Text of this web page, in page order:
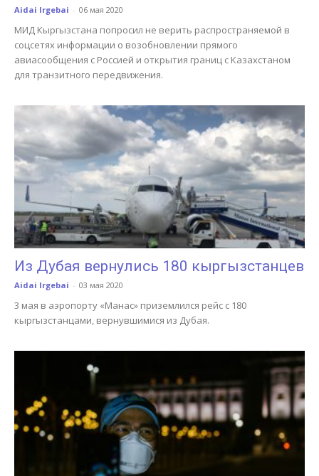
Aidai Irgebai - 06 мая 2020
МИД Кыргызстана попросил не верить распространяемой в
соцсетях информации о возобновлении прямого
авиасообщения с Россией и открытия границ с Казахстаном
для транзитного передвижения.
Из Дубая вернулись 180 кыргызстанцев
Aidai Irgebai - 03 мая 2020
3 мая в аэропорту «Манас» приземлился рейс с 180
кыргызстанцами, вернувшимися из Дубая.